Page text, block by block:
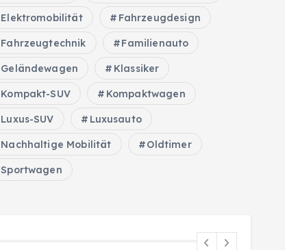
Elektromobilität Fahrzeugdesign
Fahrzeugtechnik Familienauto
Geländewagen Klassiker
Kompakt-SUV Kompaktwagen
Luxus-SUV Luxusauto
Nachhaltige Mobilität Oldtimer
Sportwagen